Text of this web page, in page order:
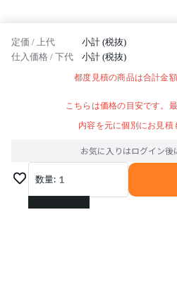
定価 / 上代 小計 (税抜)
仕入価格 / 下代 小計 (税抜)
都度見積の商品は合計金
こちらは価格の目安です。
内容を元に個別にお見積
お気に入りはログイン後
数量: 1
1